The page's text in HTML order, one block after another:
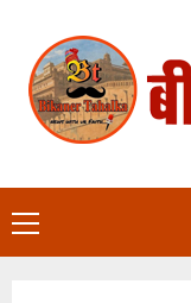
content
Primary
Menu